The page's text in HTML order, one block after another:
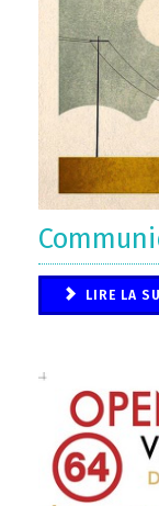
LIRE LA